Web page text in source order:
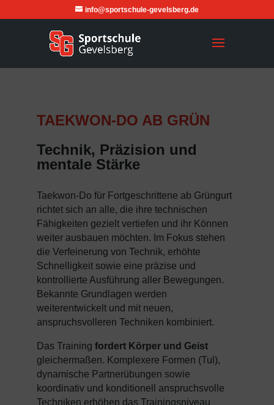
info@sportschule-gevelsberg.de
TAEKWON-DO AB GRÜN
Technik, Präzision und
mentale Stärke
Taekwon-Do für Fortgeschrittene ab Grüngurt
richtet sich an alle, die ihre technischen
Fähigkeiten gezielt vertiefen und ihr Können
weiter ausbauen möchten. Im Fokus stehen
die Verfeinerung von Technik, erhöhte
Schnelligkeit sowie eine präzise und
kontrollierte Ausführung aller Bewegungen.
Bekannte Grundlagen werden
weiterentwickelt und mit neuen,
anspruchsvolleren Techniken kombiniert.
Das Training fordert Körper und Geist
gleichermaßen. Komplexere Formen (Tul),
dynamische Partnerübungen sowie
koordinativ und konditionell anspruchsvolle
Techniken erhöhen das Trainingsniveau